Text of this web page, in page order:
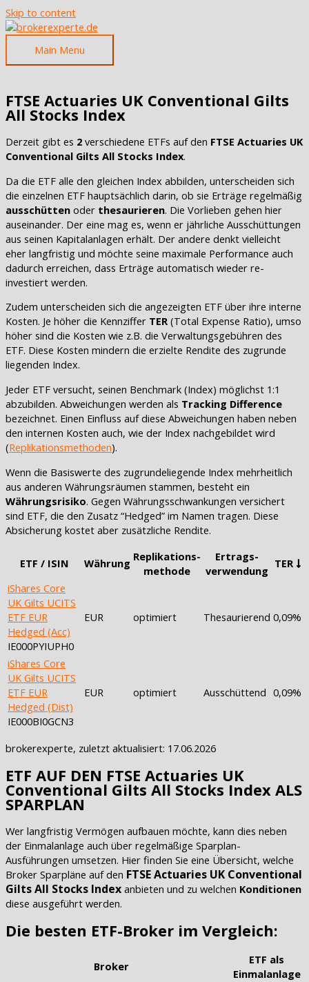
Skip to content
Main Menu
FTSE Actuaries UK Conventional Gilts
All Stocks Index
Derzeit gibt es 2 verschiedene ETFs auf den FTSE Actuaries UK
Conventional Gilts All Stocks Index.
Da die ETF alle den gleichen Index abbilden, unterscheiden sich
die einzelnen ETF hauptsächlich darin, ob sie Erträge regelmäßig
ausschütten oder thesaurieren. Die Vorlieben gehen hier
auseinander. Der eine mag es, wenn er jährliche Ausschüttungen
aus seinen Kapitalanlagen erhält. Der andere denkt vielleicht
eher langfristig und möchte seine maximale Performance auch
dadurch erreichen, dass Erträge automatisch wieder re-
investiert werden.
Zudem unterscheiden sich die angezeigten ETF über ihre interne
Kosten. Je höher die Kennziffer TER (Total Expense Ratio), umso
höher sind die Kosten wie z.B. die Verwaltungsgebühren des
ETF. Diese Kosten mindern die erzielte Rendite des zugrunde
liegenden Index.
Jeder ETF versucht, seinen Benchmark (Index) möglichst 1:1
abzubilden. Abweichungen werden als Tracking Difference
bezeichnet. Einen Einfluss auf diese Abweichungen haben neben
den internen Kosten auch, wie der Index nachgebildet wird
(Replikationsmethoden).
Wenn die Basiswerte des zugrundeliegende Index mehrheitlich
aus anderen Währungsräumen stammen, besteht ein
Währungsrisiko. Gegen Währungsschwankungen versichert
sind ETF, die den Zusatz “Hedged” im Namen tragen. Diese
Absicherung kostet aber zusätzliche Rendite.
ETF / ISIN Währung Replikations-
methode
Ertrags-
verwendung
TER
iShares Core
UK Gilts UCITS
ETF EUR
Hedged (Acc)
IE000PYIUPH0
EUR optimiert Thesaurierend 0,09%
iShares Core
UK Gilts UCITS
ETF EUR
Hedged (Dist)
IE000BI0GCN3
EUR optimiert Ausschüttend 0,09%
brokerexperte, zuletzt aktualisiert: 17.06.2026
ETF AUF DEN FTSE Actuaries UK
Conventional Gilts All Stocks Index ALS
SPARPLAN
Wer langfristig Vermögen aufbauen möchte, kann dies neben
der Einmalanlage auch über regelmäßige Sparplan-
Ausführungen umsetzen. Hier finden Sie eine Übersicht, welche
Broker Sparpläne auf den FTSE Actuaries UK Conventional
Gilts All Stocks Index anbieten und zu welchen Konditionen
diese ausgeführt werden.
Die besten ETF-Broker im Vergleich:
Broker
ETF als
Einmalanlage